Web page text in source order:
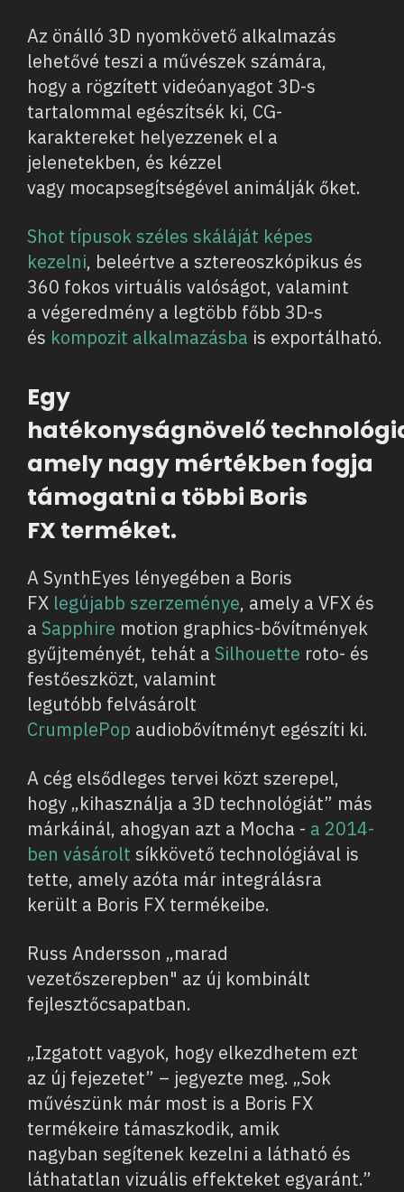
Az önálló 3D nyomkövető alkalmazás
lehetővé teszi a művészek számára,
hogy a rögzített videóanyagot 3D-s
tartalommal egészítsék ki, CG-
karaktereket helyezzenek el a
jelenetekben, és kézzel
vagy mocapsegítségével animálják őket.
Shot típusok széles skáláját képes
kezelni, beleértve a sztereoszkópikus és
360 fokos virtuális valóságot, valamint
a végeredmény a legtöbb főbb 3D-s
és kompozit alkalmazásba is exportálható.
Egy
hatékonyságnövelő
amely nagy mértékben fogja
támogatni a többi Boris
FX terméket.
A SynthEyes lényegében a Boris
FX legújabb szerzeménye, amely a VFX és
a Sapphire motion graphics-bővítmények
gyűjteményét, tehát a Silhouette roto- és
festőeszközt, valamint
legutóbb felvásárolt
CrumplePop audiobővítményt egészíti ki.
A cég elsődleges tervei közt szerepel,
hogy „kihasználja a 3D technológiát” más
márkáinál, ahogyan azt a Mocha - a 2014-
ben vásárolt síkkövető technológiával is
tette, amely azóta már integrálásra
került a Boris FX termékeibe.
Russ Andersson „marad
vezetőszerepben" az új kombinált
fejlesztőcsapatban.
„Izgatott vagyok, hogy elkezdhetem ezt
az új fejezetet” – jegyezte meg. „Sok
művészünk már most is a Boris FX
termékeire támaszkodik, amik
nagyban segítenek kezelni a látható és
láthatatlan vizuális effekteket egyaránt.”